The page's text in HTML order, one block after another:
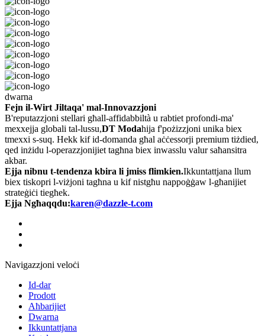
dwarna
Fejn il-Wirt Jiltaqa' mal-Innovazzjoni
B'reputazzjoni stellari għall-affidabbiltà u rabtiet profondi-ma'
mexxejja globali tal-lussu,DT Modahija f'pożizzjoni unika biex
tmexxi s-suq. Hekk kif id-domanda għal aċċessorji premium tiżdied,
qed inżidu l-operazzjonijiet tagħna biex inwasslu valur saħansitra
akbar.
Ejja nibnu t-tendenza kbira li jmiss flimkien.Ikkuntattjana llum
biex tiskopri l-viżjoni tagħna u kif nistgħu nappoġġaw l-għanijiet
strateġiċi tiegħek.
Ejja Ngħaqqdu:karen@dazzle-t.com
Navigazzjoni veloċi
Id-dar
Prodott
Aħbarijiet
Dwarna
Ikkuntattjana